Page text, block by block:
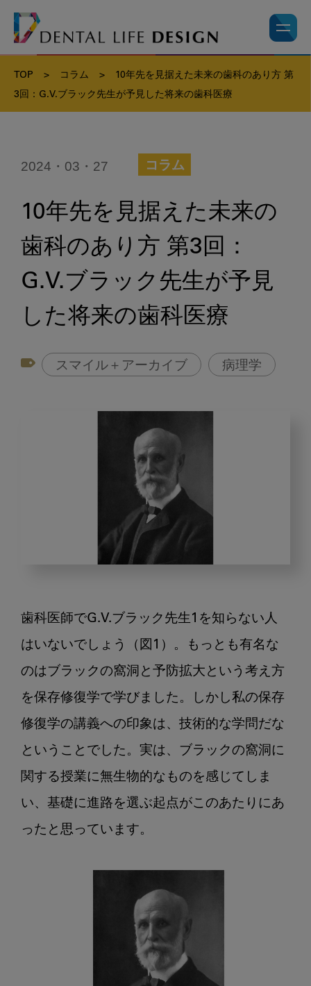
TOP > コラム >
10年先を見据えた未来の歯科のあり方 第
3回：G.V.ブラック先生が予見した将来の歯科医療
2024・03・27 コラム
10年先を見据えた未来の
歯科のあり方 第3回：
G.V.ブラック先生が予見
した将来の歯科医療
スマイル＋アーカイブ 病理学
先
を
見
据
た
未
の
歯
の
あ
歯科医師でG.V.ブラック先生1を知らない人
はいないでしょう（図1）。もっとも有名な
のはブラックの窩洞と予防拡大という考え方
を保存修復学で学びました。しかし私の保存
修復学の講義への印象は、技術的な学問だな
ということでした。実は、ブラックの窩洞に
関する授業に無生物的なものを感じてしま
い、基礎に進路を選ぶ起点がこのあたりにあ
ったと思っています。